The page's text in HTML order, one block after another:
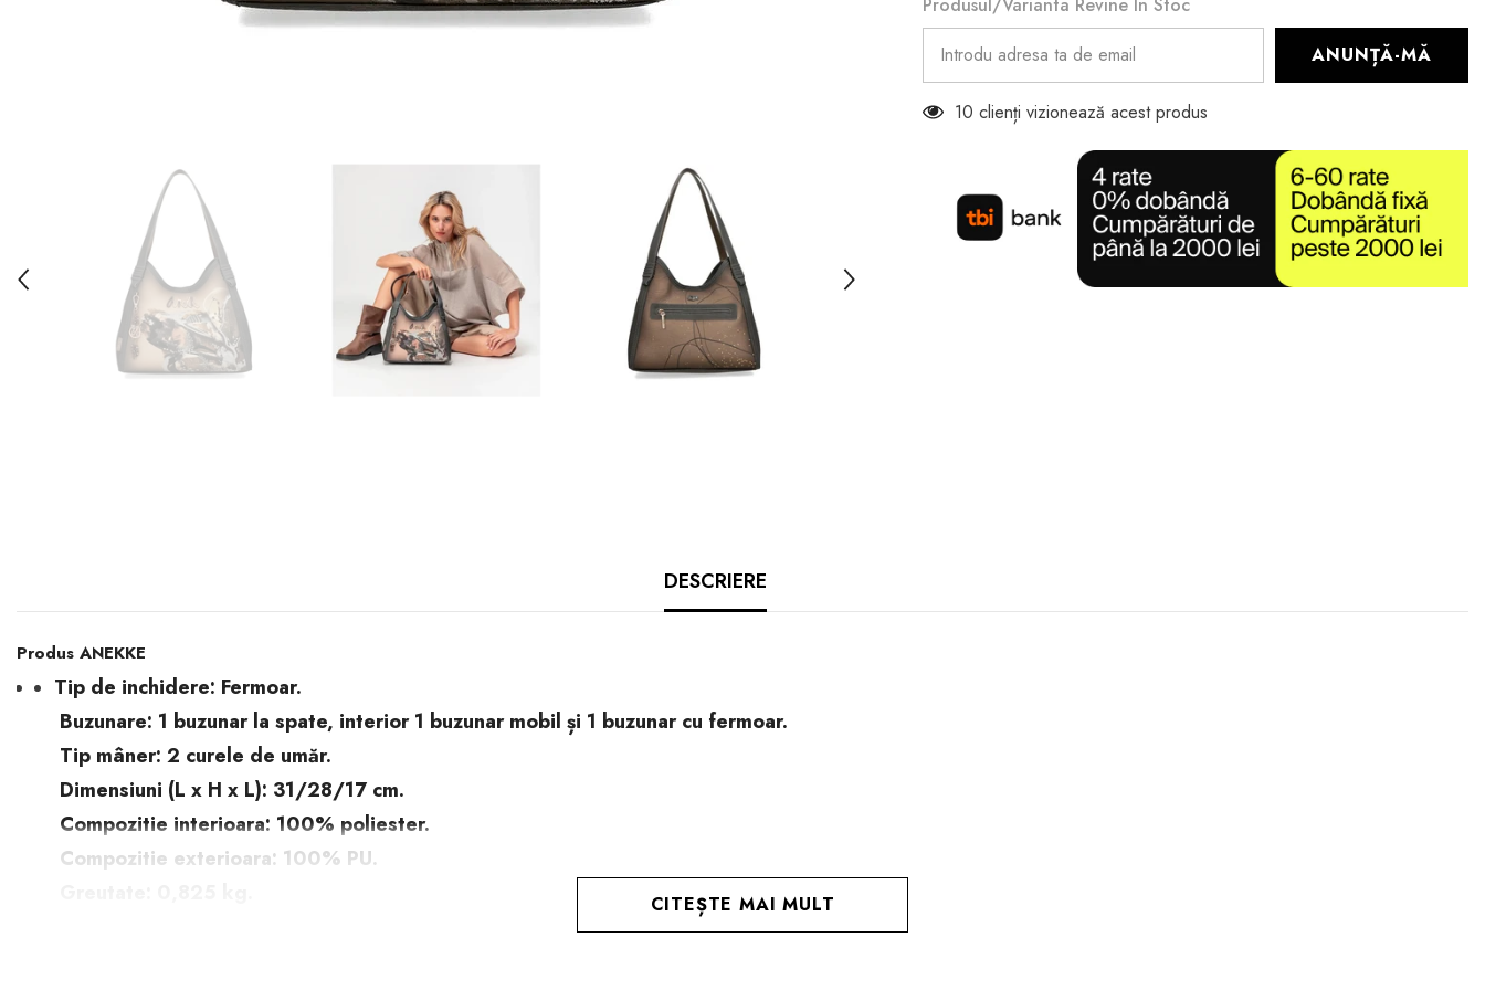
ANUNȚĂ-MĂ
10 clienți vizionează acest produs
DESCRIERE
Produs ANEKKE
Tip de inchidere: Fermoar.
Buzunare: 1 buzunar la spate, interior 1 buzunar mobil și 1 buzunar cu fermoar.
Tip mâner: 2 curele de umăr.
Dimensiuni (L x H x L): 31/28/17 cm.
Compozitie interioara: 100% poliester.
Compozitie exterioara: 100% PU.
CITEȘTE MAI MULT